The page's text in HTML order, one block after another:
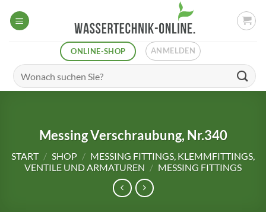
ONLINE-SHOP ANMELDEN
Messing Verschraubung, Nr.340
START / SHOP / MESSING FITTINGS, KLEMMFITTINGS,
VENTILE UND ARMATUREN / MESSING FITTINGS